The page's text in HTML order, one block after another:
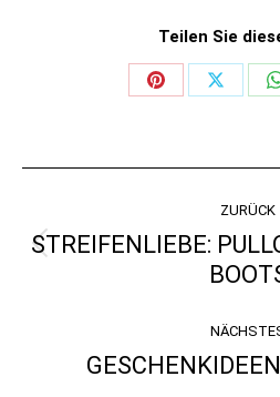
Teilen Sie
Share
Share
ZURÜCK
STREIFENLIEBE: